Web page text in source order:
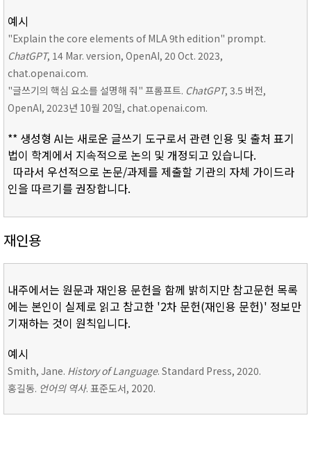
예시
"Explain the core elements of MLA 9th edition" prompt.
ChatGPT, 14 Mar. version, OpenAI, 20 Oct. 2023,
chat.openai.com.
"글쓰기의 핵심 요소를 설명해 줘" 프롬프트. ChatGPT, 3.5 버전,
OpenAI, 2023년 10월 20일, chat.openai.com.
** 생성형 AI는 새로운 글쓰기 도구로서 관련 인용 및 출처 표기
법이 학계에서 지속적으로 논의 및 개정되고 있습니다.
따라서 우선적으로 논문/과제를 제출할 기관의 자체 가이드라
인을 따르기를 권장합니다.
재인용
내주에서는 원문과 재인용 문헌을 함께 밝히지만 참고문헌 목록
에는 본인이 실제로 읽고 참고한 '2차 문헌(재인용 문헌)' 정보만
기재하는 것이 원칙입니다.
예시
Smith, Jane. History of Language. Standard Press, 2020.
홍길동. 언어의 역사. 표준도서, 2020.